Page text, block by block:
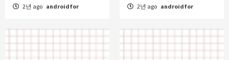
2년 ago androidfor 2년 ago androidfor